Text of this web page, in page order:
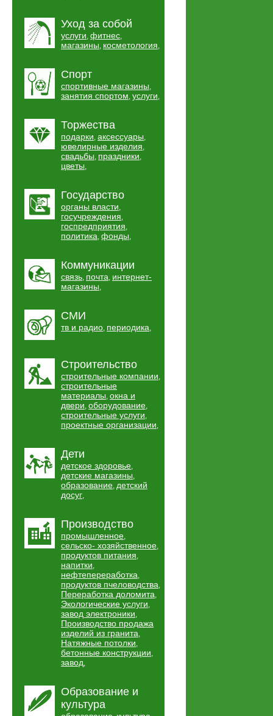
Уход за собой
услуги, фитнес,
магазины, косметология,
Спорт
спортивные магазины,
занятия спортом, услуги,
Торжества
подарки, аксессуары,
ювелирные изделия,
свадьбы, праздники,
цветы,
Государство
органы власти,
госучреждения,
госпредприятия,
политика, фонды,
Коммуникации
связь, почта, интернет-
магазины,
СМИ
тв и радио, периодика,
Строительство
строительные компании,
строительные
материалы, окна и
двери, оборудование,
строительные услуги,
проектные организации,
Дети
детское здоровье,
детские магазины,
образование, детский
досуг,
Производство
промышленное,
сельско- хозяйственное,
продуктов питания,
напитки,
нефтепереработка,
продуктов пчеловодства,
Переработка доломита,
Экологические услуги,
завод электроники,
Производство продажа
изделий из гранита,
Натяжные потолки,
бетонные конструкции,
завод,
Образование и
культура